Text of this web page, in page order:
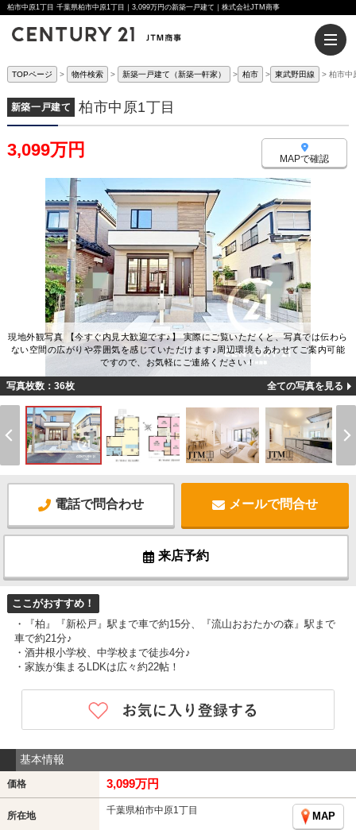
柏市中原1丁目 千葉県柏市中原1丁目｜3,099万円の新築一戸建て｜株式会社JTM商事
TOPページ 物件検索 新築一戸建て（新築一軒家） 柏市 東武野田線 柏市中
新築一戸建て 柏市中原1丁目
3,099万円 MAPで確認
現地外観写真 【今すぐ内見大歓迎です♪】 実際にご覧いただくと、写真では伝わら
ない空間の広がりや雰囲気を感じていただけます♪周辺環境もあわせてご案内可能
ですので、お気軽にご連絡ください！
写真枚数：36枚 全ての写真を見る
電話で問合わせ メールで問合せ
来店予約
ここがおすすめ！
・『柏』『新松戸』駅まで車で約15分、『流山おおたかの森』駅まで
車で約21分♪
・酒井根小学校、中学校まで徒歩4分♪
・家族が集まるLDKは広々約22帖！
基本情報
価格 3,099万円
所在地 千葉県柏市中原1丁目
MAP